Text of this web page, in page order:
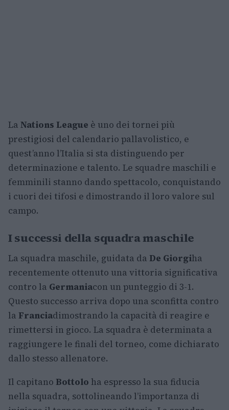
La Nations League è uno dei tornei più
prestigiosi del calendario pallavolistico, e
quest’anno l’Italia si sta distinguendo per
determinazione e talento. Le squadre maschili e
femminili stanno dando spettacolo, conquistando
i cuori dei tifosi e dimostrando il loro valore sul
campo.
I successi della squadra maschile
La squadra maschile, guidata da De Giorgiha
recentemente ottenuto una vittoria significativa
contro la Germaniacon un punteggio di 3-1.
Questo successo arriva dopo una sconfitta contro
la Franciadimostrando la capacità di reagire e
rimettersi in gioco. La squadra è determinata a
raggiungere le finali del torneo, come dichiarato
dallo stesso allenatore.
Il capitano Bottolo ha espresso la sua fiducia
nella squadra, sottolineando l’importanza di